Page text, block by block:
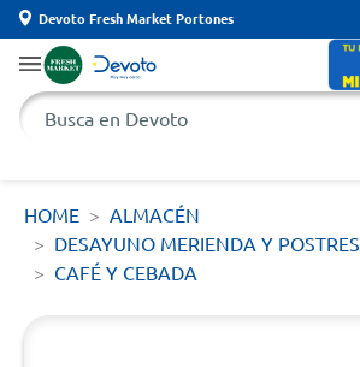
Devoto Fresh Market Portones
HOME
ALMACÉN
DESAYUNO MERIENDA Y POSTRES
CAFÉ Y CEBADA